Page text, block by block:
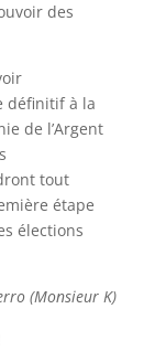
des
définitif à la
de l’Argent
tout
étape
élections
(Monsieur K)